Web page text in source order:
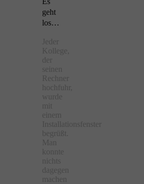
geht
los…
Jeder
Kollege,
der
seinen
Rechner
hochfuhr,
wurde
mit
einem
Installationsfenster
begrüßt.
Man
konnte
nichts
dagegen
machen